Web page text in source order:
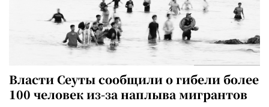
Власти Сеуты сообщили о гибели более
100 человек из-за наплыва мигрантов